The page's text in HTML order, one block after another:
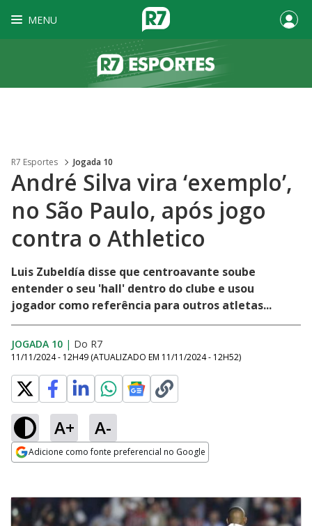
MENU
R7 Esportes Jogada 10
André Silva vira ‘exemplo’,
no São Paulo, após jogo
contra o Athletico
Luis Zubeldía disse que centroavante soube
entender o seu 'hall' dentro do clube e usou
jogador como referência para outros atletas...
JOGADA 10 | Do R7
11/11/2024 - 12H49 (ATUALIZADO EM 11/11/2024 - 12H52)
A+ A-
Adicione como fonte preferencial no Google